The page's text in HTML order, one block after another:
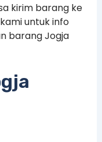
kirim barang ke
untuk info
barang Jogja